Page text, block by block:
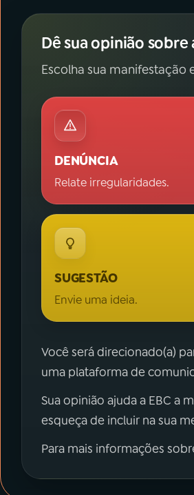
Dê sua opinião
Escolha sua manifestação
DENÚNCIA
Relate irregularidades.
SUGESTÃO
Envie uma ideia.
Você será direcionado(a)
uma plataforma de
Sua opinião ajuda a EBC a
esqueça de incluir na sua
Para mais informações